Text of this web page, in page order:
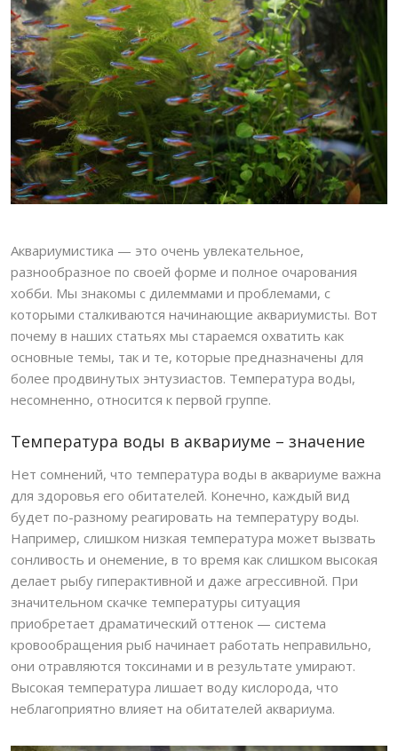
Аквариумистика — это очень увлекательное,
разнообразное по своей форме и полное очарования
хобби. Мы знакомы с дилеммами и проблемами, с
которыми сталкиваются начинающие аквариумисты. Вот
почему в наших статьях мы стараемся охватить как
основные темы, так и те, которые предназначены для
более продвинутых энтузиастов. Температура воды,
несомненно, относится к первой группе.
Температура воды в аквариуме – значение
Нет сомнений, что температура воды в аквариуме важна
для здоровья его обитателей. Конечно, каждый вид
будет по-разному реагировать на температуру воды.
Например, слишком низкая температура может вызвать
сонливость и онемение, в то время как слишком высокая
делает рыбу гиперактивной и даже агрессивной. При
значительном скачке температуры ситуация
приобретает драматический оттенок — система
кровообращения рыб начинает работать неправильно,
они отравляются токсинами и в результате умирают.
Высокая температура лишает воду кислорода, что
неблагоприятно влияет на обитателей аквариума.